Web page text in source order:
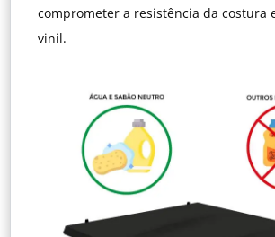
comprometer a resistência da costura
vinil.